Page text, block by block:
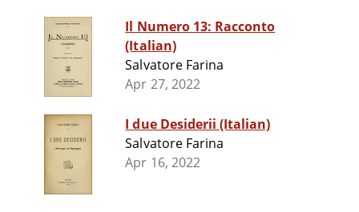
Il Numero 13: Racconto
(Italian)
Salvatore Farina
Apr 27, 2022
I due Desiderii (Italian)
Salvatore Farina
Apr 16, 2022